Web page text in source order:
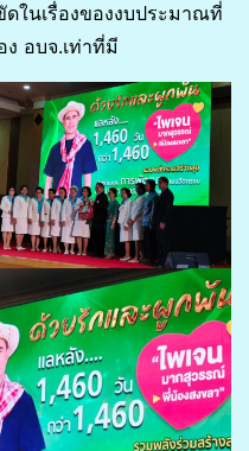
ในเรื่องของงบประมาณที่
อบจ.เท่าที่มี